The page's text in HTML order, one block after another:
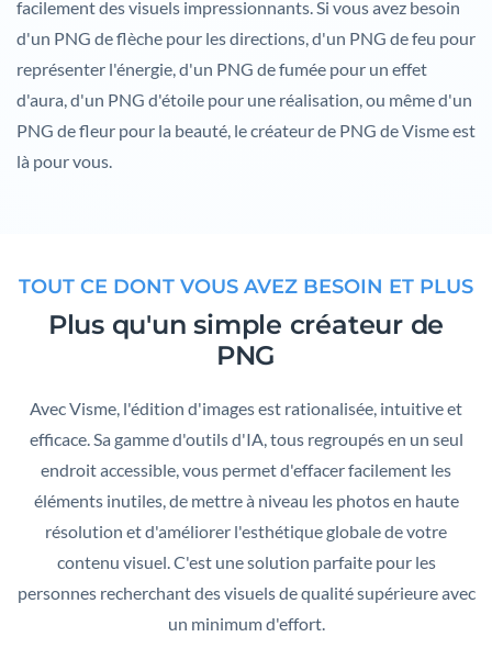
facilement des visuels impressionnants. Si vous avez besoin
d'un PNG de flèche pour les directions, d'un PNG de feu pour
représenter l'énergie, d'un PNG de fumée pour un effet
d'aura, d'un PNG d'étoile pour une réalisation, ou même d'un
PNG de fleur pour la beauté, le créateur de PNG de Visme est
là pour vous.
TOUT CE DONT VOUS AVEZ BESOIN ET PLUS
Plus qu'un simple créateur de
PNG
Avec Visme, l'édition d'images est rationalisée, intuitive et
efficace. Sa gamme d'outils d'IA, tous regroupés en un seul
endroit accessible, vous permet d'effacer facilement les
éléments inutiles, de mettre à niveau les photos en haute
résolution et d'améliorer l'esthétique globale de votre
contenu visuel. C'est une solution parfaite pour les
personnes recherchant des visuels de qualité supérieure avec
un minimum d'effort.